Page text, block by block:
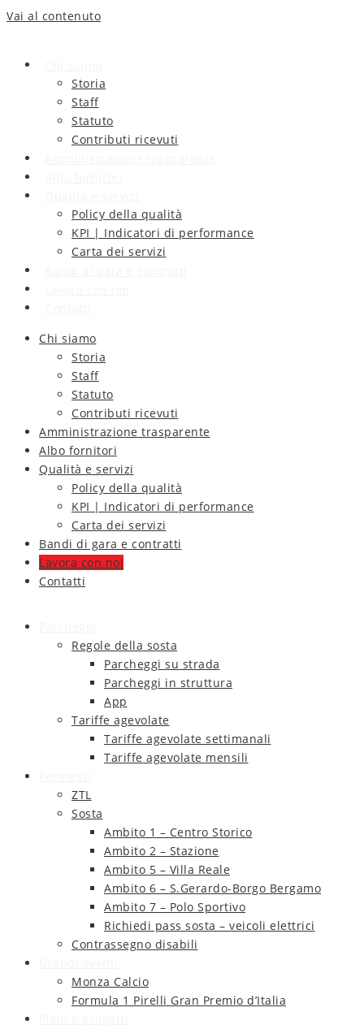
Vai al contenuto
Storia
Staff
Statuto
Contributi ricevuti
Policy della qualità
KPI | Indicatori di performance
Carta dei servizi
Chi siamo
Storia
Staff
Statuto
Contributi ricevuti
Amministrazione trasparente
Albo fornitori
Qualità e servizi
Policy della qualità
KPI | Indicatori di performance
Carta dei servizi
Bandi di gara e contratti
Lavora con noi
Contatti
Regole della sosta
Parcheggi su strada
Parcheggi in struttura
App
Tariffe agevolate
Tariffe agevolate settimanali
Tariffe agevolate mensili
ZTL
Sosta
Ambito 1 – Centro Storico
Ambito 2 – Stazione
Ambito 5 – Villa Reale
Ambito 6 – S.Gerardo-Borgo Bergamo
Ambito 7 – Polo Sportivo
Richiedi pass sosta – veicoli elettrici
Contrassegno disabili
Monza Calcio
Formula 1 Pirelli Gran Premio d’Italia